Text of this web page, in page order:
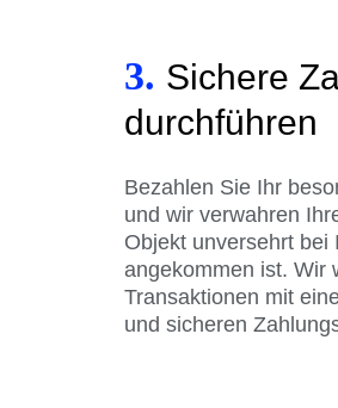
3. Sichere
durchführen
Bezahlen Sie Ihr
und wir verwahren
Objekt unversehrt bei
angekommen ist. Wir
Transaktionen mit
und sicheren